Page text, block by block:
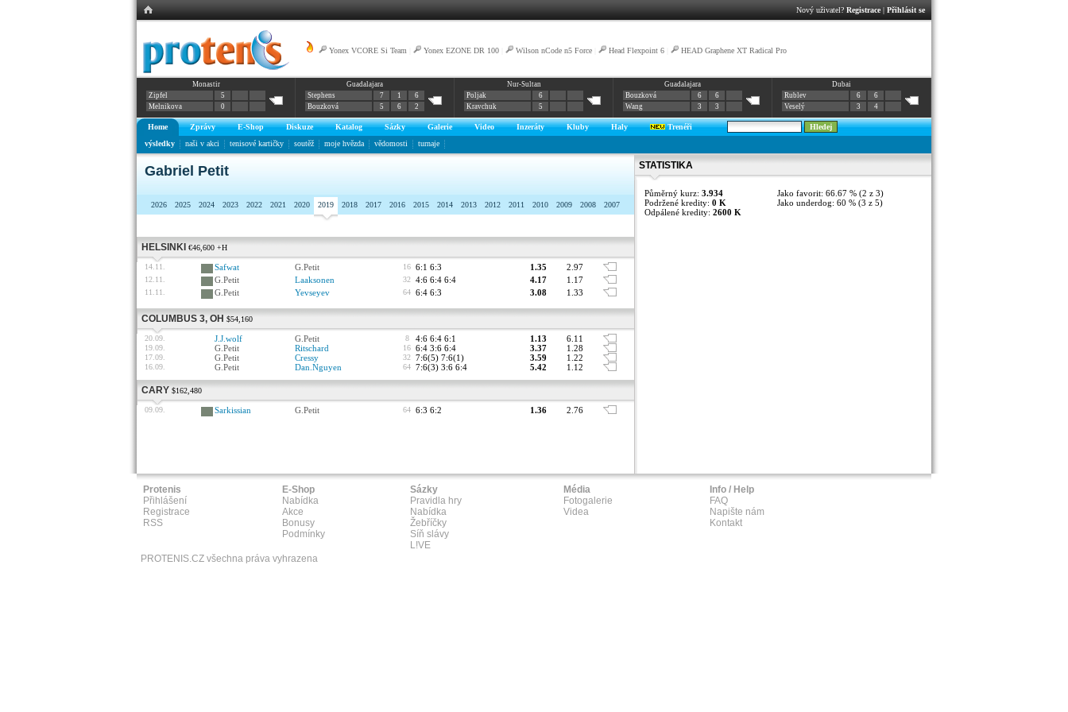
Nový uživatel? Registrace| Přihlásit se
Yonex VCORE Si Team Yonex EZONE DR 100 Wilson nCode n5 Force Head Flexpoint 6 HEAD Graphene XT Radical Pro
Monastir
Zipfel
5
Melnikova
0
Guadalajara
Stephens
7 1
6
Bouzková
5 6 2
Nur-Sultan
Poljak
6
Kravchuk
5
Guadalajara
Bouzková
6
6
Wang
3 3
Dubai
Rublev
6
6
Veselý
3 4
Home Zprávy E-Shop Diskuze Katalog Sázky Galerie Video Inzeráty Kluby Haly
Trenéři
výsledky
naši v akci tenisové kartičky soutěž moje hvězda vědomosti turnaje
Gabriel Petit
2026 2025 2024 2023 2022 2021 2020 2019 2018 2017 2016 2015 2014 2013 2012 2011 2010 2009 2008 2007
HELSINKI €46,600 +H
14.11. Safwat G.Petit 16 6:1 6:3 1.35 2.97
12.11. G.Petit Laaksonen 32 4:6 6:4 6:4 4.17 1.17
11.11. G.Petit Yevseyev 64 6:4 6:3 3.08 1.33
COLUMBUS 3, OH $54,160
20.09. J.J.wolf G.Petit 8 4:6 6:4 6:1 1.13 6.11
19.09. G.Petit Ritschard 16 6:4 3:6 6:4 3.37 1.28
17.09. G.Petit Cressy 32 7:6(5) 7:6(1) 3.59 1.22
16.09. G.Petit Dan.Nguyen 64 7:6(3) 3:6 6:4 5.42 1.12
CARY $162,480
09.09. Sarkissian G.Petit 64 6:3 6:2 1.36 2.76
STATISTIKA
Půměrný kurz: 3.934
Podržené kredity: 0 K
Odpálené kredity: 2600 K
Jako favorit: 66.67 % (2 z 3)
Jako underdog: 60 % (3 z 5)
Protenis
Přihlášení
Registrace
RSS
E-Shop
Nabídka
Akce
Bonusy
Podmínky
Sázky
Pravidla hry
Nabídka
Žebříčky
Síň slávy
L!VE
Média
Fotogalerie
Videa
Info / Help
FAQ
Napište nám
Kontakt
PROTENIS.CZ všechna práva vyhrazena